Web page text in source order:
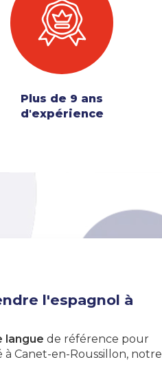
Plus de 9 ans
d'expérience
l'espagnol à
langue de référence pour
Canet-en-Roussillon, notre